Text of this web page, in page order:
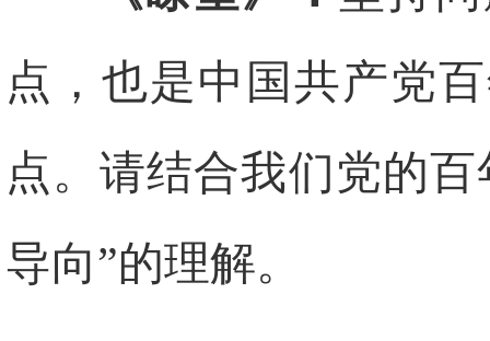
点，也是中国共产党
点。请结合我们党的
导向”的理解。